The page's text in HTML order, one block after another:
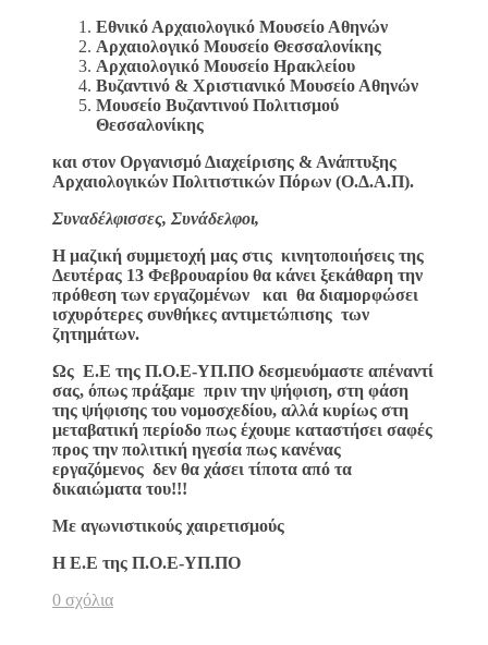
Εθνικό Αρχαιολογικό Μουσείο Αθηνών
Αρχαιολογικό Μουσείο Θεσσαλονίκης
Αρχαιολογικό Μουσείο Ηρακλείου
Βυζαντινό & Χριστιανικό Μουσείο Αθηνών
Μουσείο Βυζαντινού Πολιτισμού
Θεσσαλονίκης
και στον Οργανισμό Διαχείρισης & Ανάπτυξης
Αρχαιολογικών Πολιτιστικών Πόρων (Ο.Δ.Α.Π).
Συναδέλφισσες, Συνάδελφοι,
Η μαζική συμμετοχή μας στις κινητοποιήσεις της
Δευτέρας 13 Φεβρουαρίου θα κάνει ξεκάθαρη την
πρόθεση των εργαζομένων και θα διαμορφώσει
ισχυρότερες συνθήκες αντιμετώπισης των
ζητημάτων.
Ως Ε.Ε της Π.Ο.Ε-ΥΠ.ΠΟ δεσμευόμαστε απέναντί
σας, όπως πράξαμε πριν την ψήφιση, στη φάση
της ψήφισης του νομοσχεδίου, αλλά κυρίως στη
μεταβατική περίοδο πως έχουμε καταστήσει σαφές
προς την πολιτική ηγεσία πως κανένας
εργαζόμενος δεν θα χάσει τίποτα από τα
δικαιώματα του!!!
Με αγωνιστικούς χαιρετισμούς
Η Ε.Ε της Π.Ο.Ε-ΥΠ.ΠΟ
0 σχόλια